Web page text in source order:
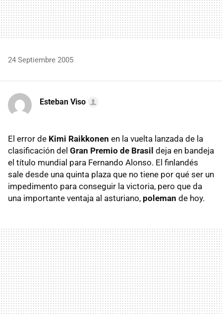
24 Septiembre 2005
Esteban Viso
El error de Kimi Raikkonen en la vuelta lanzada de la
clasificación del Gran Premio de Brasil deja en bandeja
el título mundial para Fernando Alonso. El finlandés
sale desde una quinta plaza que no tiene por qué ser un
impedimento para conseguir la victoria, pero que da
una importante ventaja al asturiano, poleman de hoy.